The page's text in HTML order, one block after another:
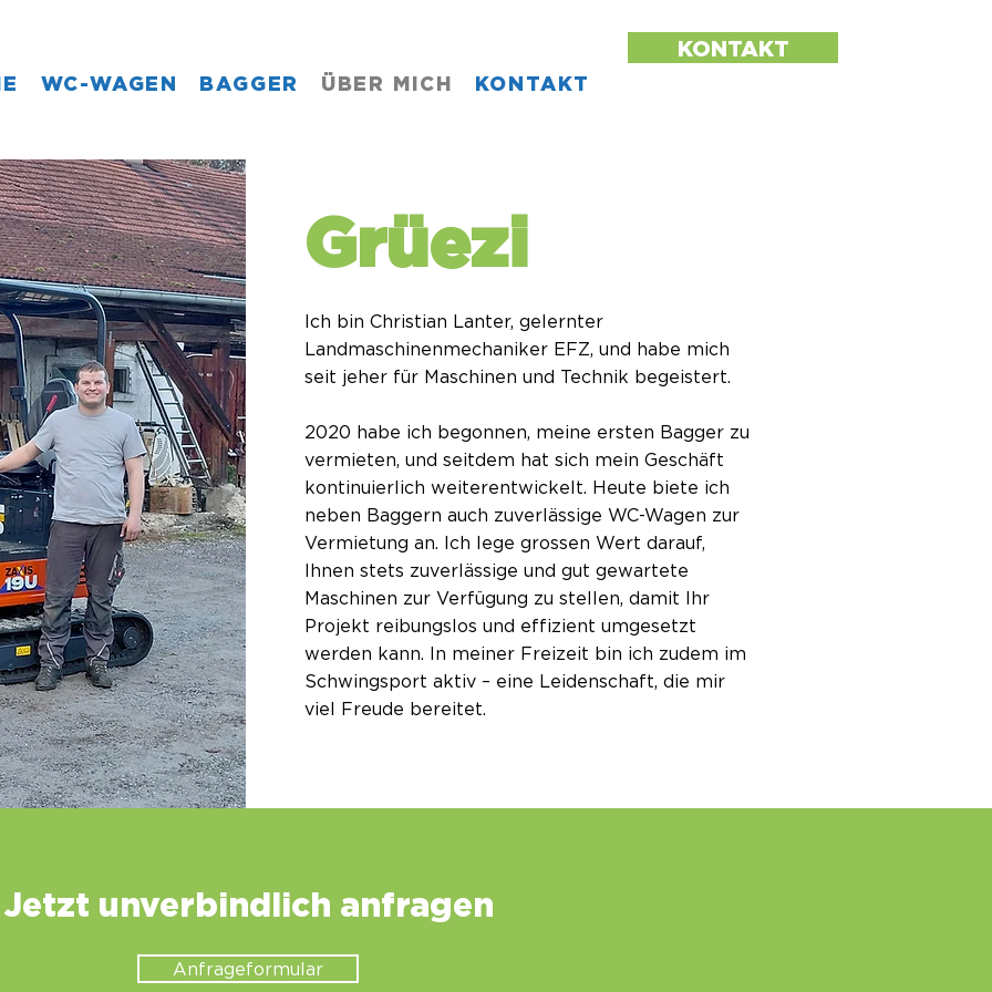
WC-WAGEN BAGGER ÜBER MICH KONTAKT
KONTAKT
Grüezi
Ich bin Christian Lanter, gelernter
Landmaschinenmechaniker EFZ, und habe mich
seit jeher für Maschinen und Technik begeistert.
2020 habe ich begonnen, meine ersten Bagger zu
vermieten, und seitdem hat sich mein Geschäft
kontinuierlich weiterentwickelt. Heute biete ich
neben Baggern auch zuverlässige WC-Wagen zur
Vermietung an. Ich lege grossen Wert darauf,
Ihnen stets zuverlässige und gut gewartete
Maschinen zur Verfügung zu stellen, damit Ihr
Projekt reibungslos und effizient umgesetzt
werden kann. In meiner Freizeit bin ich zudem im
Schwingsport aktiv – eine Leidenschaft, die mir
viel Freude bereitet.
Jetzt unverbindlich anfragen
Anfrageformular